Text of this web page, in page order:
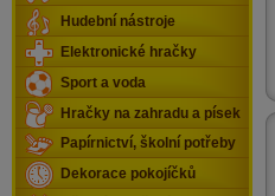
Hudební nástroje
Elektronické hračky
Sport a voda
Hračky na zahradu a písek
Papírnictví, školní potřeby
Dekorace pokojíčků